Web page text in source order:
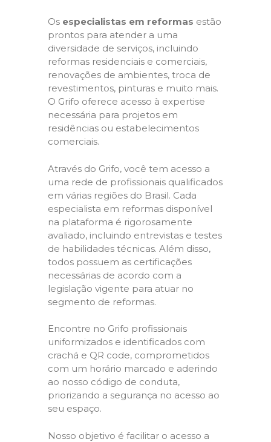
Os especialistas em reformas estão
prontos para atender a uma
diversidade de serviços, incluindo
reformas residenciais e comerciais,
renovações de ambientes, troca de
revestimentos, pinturas e muito mais.
O Grifo oferece acesso à expertise
necessária para projetos em
residências ou estabelecimentos
comerciais.
Através do Grifo, você tem acesso a
uma rede de profissionais qualificados
em várias regiões do Brasil. Cada
especialista em reformas disponível
na plataforma é rigorosamente
avaliado, incluindo entrevistas e testes
de habilidades técnicas. Além disso,
todos possuem as certificações
necessárias de acordo com a
legislação vigente para atuar no
segmento de reformas.
Encontre no Grifo profissionais
uniformizados e identificados com
crachá e QR code, comprometidos
com um horário marcado e aderindo
ao nosso código de conduta,
priorizando a segurança no acesso ao
seu espaço.
Nosso objetivo é facilitar o acesso a